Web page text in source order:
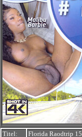
Titel:
Florida Raodtrip 15